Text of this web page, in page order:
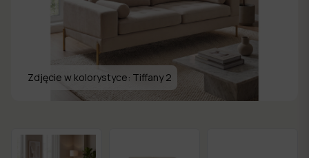
dni
Zdjęcie w kolorystyce: Tiffany 2